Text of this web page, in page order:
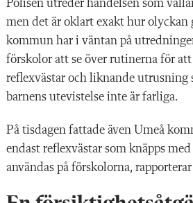
Polisen utreder händelsen som
men det är oklart exakt hur
kommun har i väntan på
förskolor att se över rutinerna för
reflexvästar och liknande utrusning
barnens utevistelse inte är farliga.
På tisdagen fattade även Umeå
endast reflexvästar som knäpps
användas på förskolorna, rapporterar